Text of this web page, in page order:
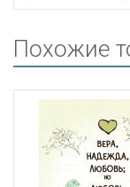
Похожие